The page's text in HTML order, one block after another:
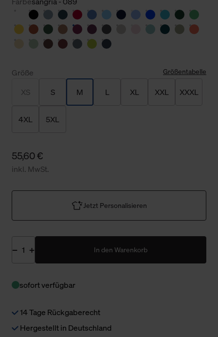
Größe Größentabelle
XS S M L XL XXL XXXL
4XL 5XL
55,60 €
inkl. MwSt.
Jetzt Personalisieren
In den Warenkorb
sofort verfügbar
14 Tage Rückgaberecht
Hergestellt in Deutschland